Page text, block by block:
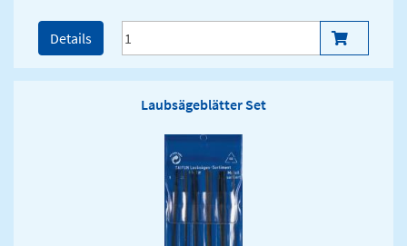
Details
Laubsägeblätter Set